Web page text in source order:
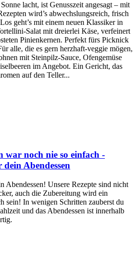
lacht, ist Genusszeit angesagt – mit
wird’s abwechslungsreich, frisch
geht’s mit einem neuen Klassiker in
Salat mit dreierlei Käse, verfeinert
Pinienkernen. Perfekt fürs Picknick
alle, die es gern herzhaft-veggie mögen,
mit Steinpilz-Sauce, Ofengemüse
im Angebot. Ein Gericht, das
auf den Teller...
war noch nie so einfach -
Abendessen
Abendessen! Unsere Rezepte sind nicht
auch die Zubereitung wird ein
sein! In wenigen Schritten zauberst du
und das Abendessen ist innerhalb